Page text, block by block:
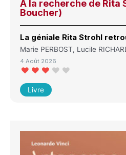
À la recherche de Rita
Boucher)
La géniale Rita Strohl
Marie PERBOST, Lucile
4 Août 2026
Livre